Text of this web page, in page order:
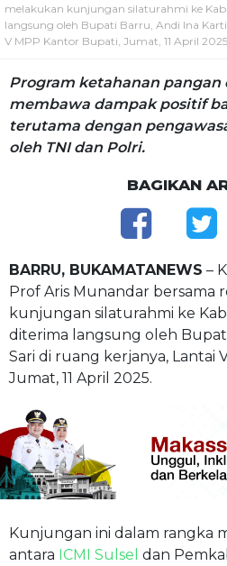
melakukan kunjungan silaturahmi ke
langsung oleh Bupati Barru, Andi Ina
V MPP Kantor Bupati, Jumat, 11 April 2025.
Program ketahanan pangan
membawa dampak positif
terutama dengan
oleh TNI dan Polri.
BAGIKAN
BARRU, BUKAMATANEWS –
Prof Aris Munandar bersama
kunjungan silaturahmi ke
diterima langsung oleh
Sari di ruang kerjanya, Lantai
Jumat, 11 April 2025.
Kunjungan ini dalam rangka
antara ICMI Sulsel dan